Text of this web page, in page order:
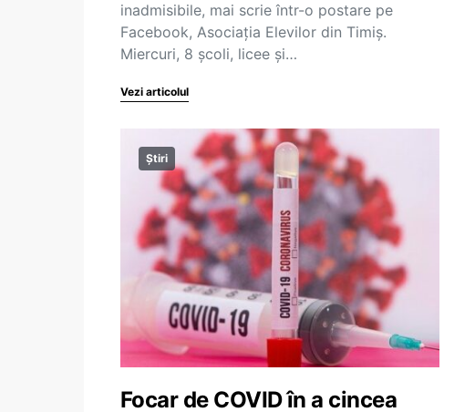
inadmisibile, mai scrie într-o postare pe
Facebook, Asociația Elevilor din Timiș.
Miercuri, 8 școli, licee și…
Vezi articolul
Știri
Focar de COVID în a cincea